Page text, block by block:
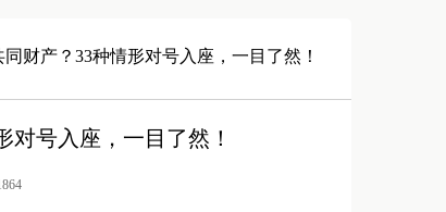
财产？33种情形对号入座，一目了然！
号入座，一目了然！